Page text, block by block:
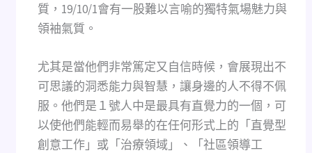
質，19/10/1會有一股難以言喻的獨特氣場魅力與
領袖氣質。
尤其是當他們非常篤定又自信時候，會展現出不
可思議的洞悉能力與智慧，讓身邊的人不得不佩
服。他們是１號人中是最具有直覺力的一個，可
以使他們能輕而易舉的在任何形式上的「直覺型
創意工作」或「治療領域」、「社區領導工